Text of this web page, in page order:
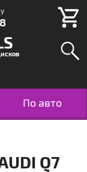
По авто
Q7